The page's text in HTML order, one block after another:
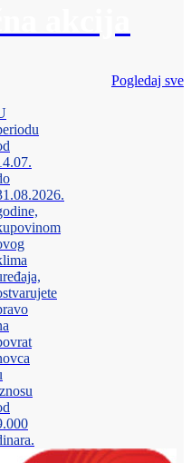
Pogledaj sve